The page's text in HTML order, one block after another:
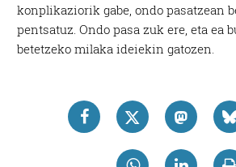
konplikaziorik gabe, ondo pasatzean
pentsatuz. Ondo pasa zuk ere, eta ea
betetzeko milaka ideiekin gatozen.